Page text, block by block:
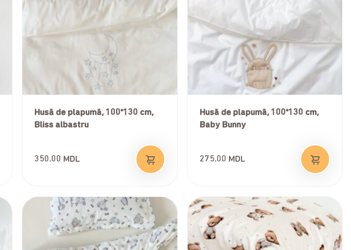
Husă de plapumă, 100*130 cm,
Bliss albastru
350.00 MDL
Husă de plapumă, 100*130 cm,
Baby Bunny
275.00 MDL